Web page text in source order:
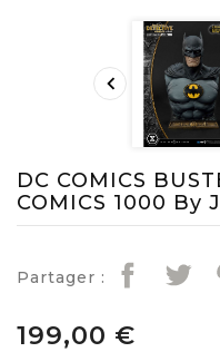

DC COMICS
COMICS 1000 By
Partager :
199,00 €